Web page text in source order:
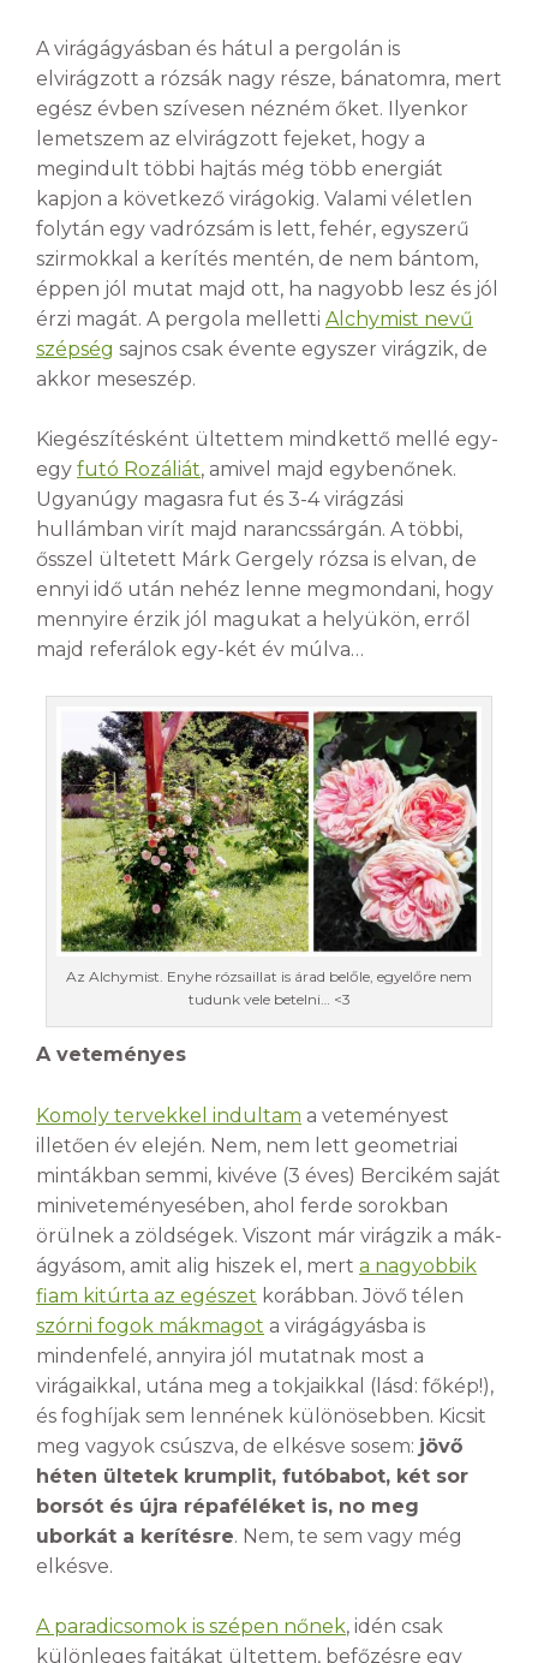
A virágágyásban és hátul a pergolán is
elvirágzott a rózsák nagy része, bánatomra, mert
egész évben szívesen nézném őket. Ilyenkor
lemetszem az elvirágzott fejeket, hogy a
megindult többi hajtás még több energiát
kapjon a következő virágokig. Valami véletlen
folytán egy vadrózsám is lett, fehér, egyszerű
szirmokkal a kerítés mentén, de nem bántom,
éppen jól mutat majd ott, ha nagyobb lesz és jól
érzi magát. A pergola melletti Alchymist nevű
szépség sajnos csak évente egyszer virágzik, de
akkor meseszép.
Kiegészítésként ültettem mindkettő mellé egy-
egy futó Rozáliát, amivel majd egybenőnek.
Ugyanúgy magasra fut és 3-4 virágzási
hullámban virít majd narancssárgán. A többi,
ősszel ültetett Márk Gergely rózsa is elvan, de
ennyi idő után nehéz lenne megmondani, hogy
mennyire érzik jól magukat a helyükön, erről
majd referálok egy-két év múlva…
Az Alchymist. Enyhe rózsaillat is árad belőle, egyelőre nem
tudunk vele betelni… <3
A veteményes
Komoly tervekkel indultam a veteményest
illetően év elején. Nem, nem lett geometriai
mintákban semmi, kivéve (3 éves) Bercikém saját
miniveteményesében, ahol ferde sorokban
örülnek a zöldségek. Viszont már virágzik a mák-
ágyásom, amit alig hiszek el, mert a nagyobbik
fiam kitúrta az egészet korábban. Jövő télen
szórni fogok mákmagot a virágágyásba is
mindenfelé, annyira jól mutatnak most a
virágaikkal, utána meg a tokjaikkal (lásd: főkép!),
és foghíjak sem lennének különösebben. Kicsit
meg vagyok csúszva, de elkésve sosem: jövő
héten ültetek krumplit, futóbabot, két sor
borsót és újra répaféléket is, no meg
uborkát a kerítésre. Nem, te sem vagy még
elkésve.
A paradicsomok is szépen nőnek, idén csak
különleges fajtákat ültettem, befőzésre egy